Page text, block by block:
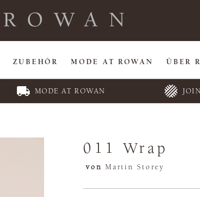
ZUBEHÖR MODE AT ROWAN ÜBER
MODE AT ROWAN
011 Wrap
von Martin Storey